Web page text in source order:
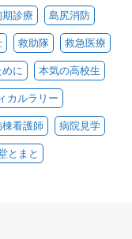
診療 島尻消防
救助隊 救急医療
に 本気の高校生
カルラリー
棟看護師 病院見学
とまと